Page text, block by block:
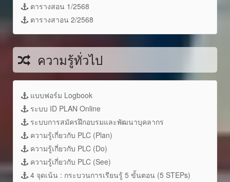
ตารางสอน 1/2568
ตารางสาอน 2/2568
ความรู้ทั่วไป
แบบฟอร์ม Logbook
ระบบ ID PLAN Online
ระบบการสมัครฝึกอบรมและพัฒนาบุคลากร
ความรู้เกี่ยวกับ PLC (Plan)
ความรู้เกี่ยวกับ PLC (Do)
ความรู้เกี่ยวกับ PLC (See)
4 จุดเน้น : กระบวนการเรียนรู้ 5 ขั้นตอน (5 STEPs)